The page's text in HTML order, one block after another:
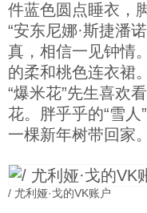
件蓝色圆点睡衣，
“安东尼娜·斯捷潘
真，相信一见钟情
的柔和桃色连衣裙
“爆米花”先生喜欢
花。胖乎乎的“雪
一棵新年树带回家。
/ 尤利娅·戈的VK账户